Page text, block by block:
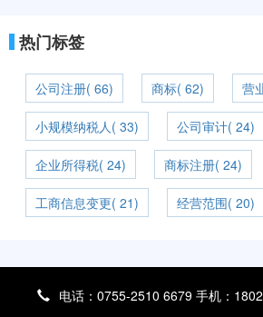
热门标签
公司注册( 66) 商标( 62) 营
小规模纳税人( 33) 公司审计( 24)
企业所得税( 24) 商标注册( 24)
工商信息变更( 21) 经营范围( 20)
电话：0755-2510 6679 手机：